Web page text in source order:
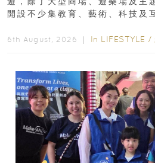
開設不少集教育、藝術、科技及
6th August, 2026 ｜ In LIFESTYLE /